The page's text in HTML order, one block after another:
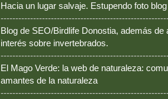
Hacia un lugar salvaje. Estupendo foto
Blog de SEO/Birdlife Donostia, además
interés sobre invertebrados.
El Mago Verde: la web de naturaleza:
amantes de la naturaleza